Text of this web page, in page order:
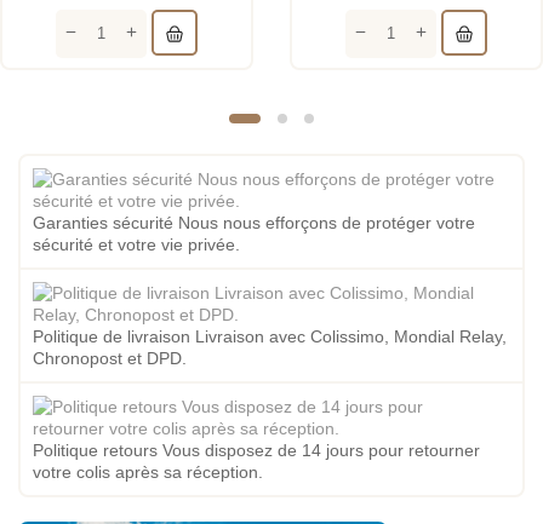
Garanties sécurité Nous nous efforçons de protéger votre
sécurité et votre vie privée.
Politique de livraison Livraison avec Colissimo, Mondial Relay,
Chronopost et DPD.
Politique retours Vous disposez de 14 jours pour retourner
votre colis après sa réception.